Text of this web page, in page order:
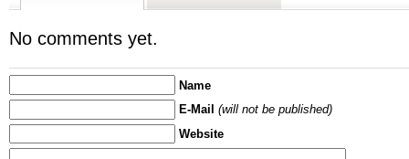
No comments yet.
Name
E-Mail(will not be published)
Website